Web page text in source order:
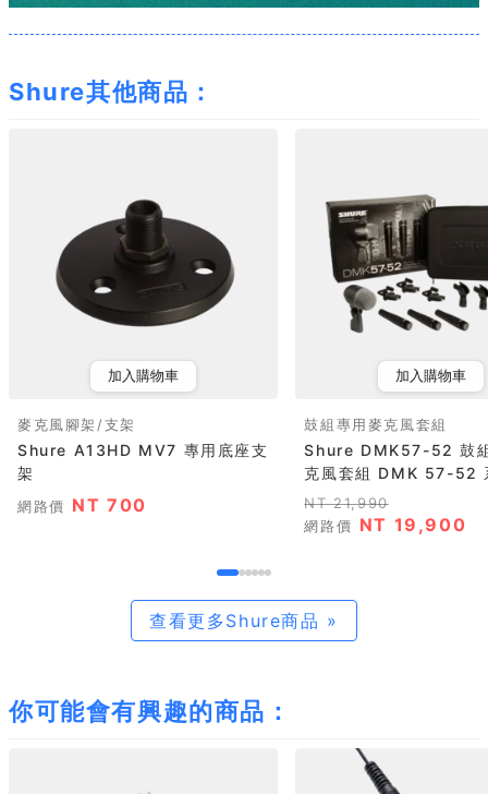
Shure其他商品：
加入購物車
麥克風腳架/支架
Shure A13HD MV7 專用底座支
架
網路價 NT 700
加入購物車
鼓組專用麥克風套組
Shure DMK57-52 鼓
克風套組 DMK 57-52
NT 21,990
網路價 NT 19,900
查看更多Shure商品 »
你可能會有興趣的商品：